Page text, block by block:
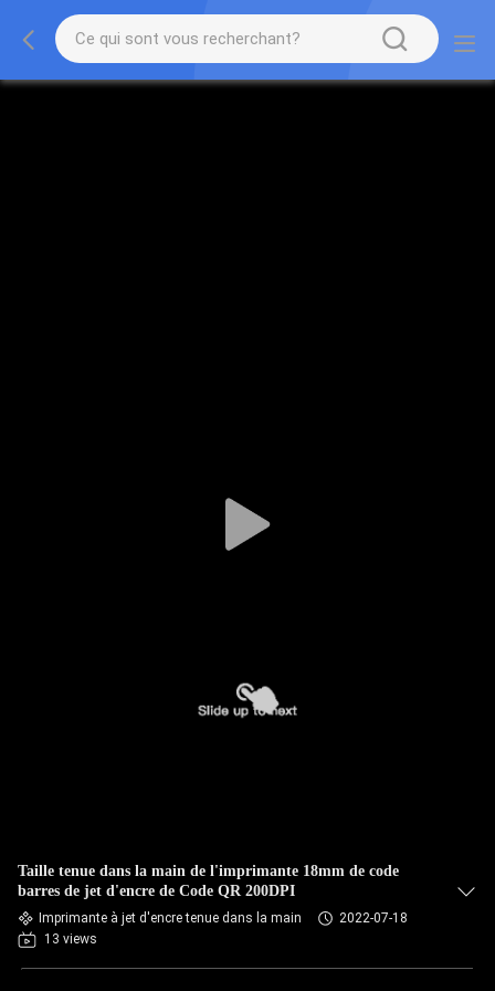
Taille tenue dans la main de l'imprimante 18mm de code
barres de jet d'encre de Code QR 200DPI
Imprimante à jet d'encre tenue dans la main
2022-07-18
13 views